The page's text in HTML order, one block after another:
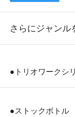
さらにジャンル
●トリオワークシ
●ストックボトル